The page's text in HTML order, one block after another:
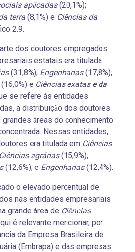
aplicadas(20,1%);
terra (8,1%) e Ciências da
2.9.
dos doutores empregados
estatais era titulada
(31,8%); Engenharias(17,8%);
(16,0%) e Ciências exatas e da
se refere às entidades
a distribuição dos doutores
áreas do conhecimento
Nessas entidades,
era titulada em Ciências
Ciências agrárias(15,9%);
(12,6%); e Engenharias(12,4%).
o elevado percentual de
nas entidades empresariais
grande área de Ciências
é relevante mencionar, por
da Empresa Brasileira de
(Embrapa) e das empresas